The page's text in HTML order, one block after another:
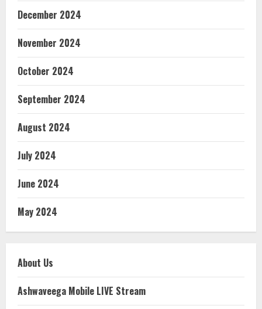
December 2024
November 2024
October 2024
September 2024
August 2024
July 2024
June 2024
May 2024
About Us
Ashwaveega Mobile LIVE Stream